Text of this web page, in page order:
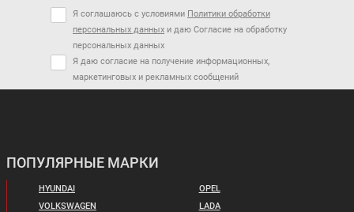
Я соглашаюсь с условиями Политики обработки
персональных данных и даю Согласие на обработку
персональных данных
Я даю согласие на получение информационных,
маркетинговых и рекламных сообщений
ПОПУЛЯРНЫЕ МАРКИ
HYUNDAI
VOLKSWAGEN
OPEL
LADA